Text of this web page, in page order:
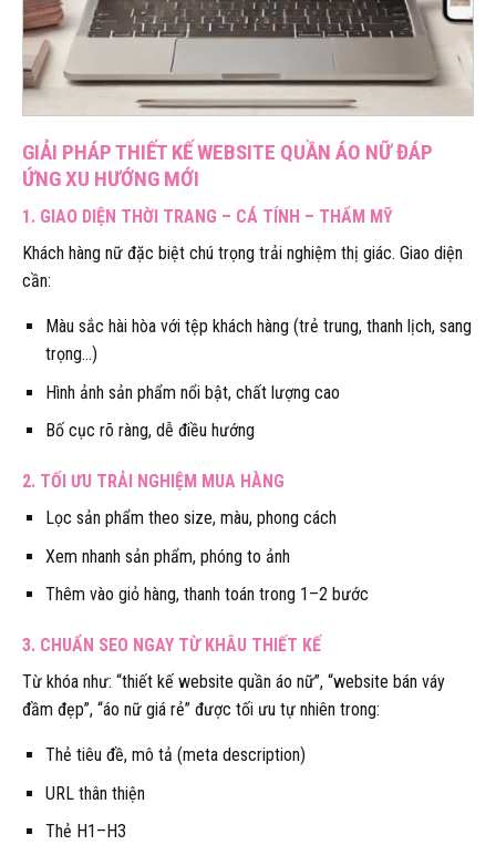
GIẢI PHÁP THIẾT KẾ WEBSITE QUẦN ÁO NỮ ĐÁP
ỨNG XU HƯỚNG MỚI
1. GIAO DIỆN THỜI TRANG – CÁ TÍNH – THẨM MỸ
Khách hàng nữ đặc biệt chú trọng trải nghiệm thị giác. Giao diện
cần:
Màu sắc hài hòa với tệp khách hàng (trẻ trung, thanh lịch, sang
trọng…)
Hình ảnh sản phẩm nổi bật, chất lượng cao
Bố cục rõ ràng, dễ điều hướng
2. TỐI ƯU TRẢI NGHIỆM MUA HÀNG
Lọc sản phẩm theo size, màu, phong cách
Xem nhanh sản phẩm, phóng to ảnh
Thêm vào giỏ hàng, thanh toán trong 1–2 bước
3. CHUẨN SEO NGAY TỪ KHÂU THIẾT KẾ
Từ khóa như: “thiết kế website quần áo nữ”, “website bán váy
đầm đẹp”, “áo nữ giá rẻ” được tối ưu tự nhiên trong:
Thẻ tiêu đề, mô tả (meta description)
URL thân thiện
Thẻ H1–H3